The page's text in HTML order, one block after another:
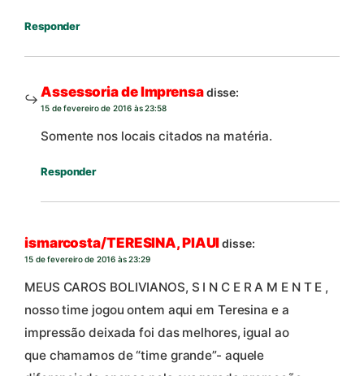
Responder
Assessoria de Imprensadisse:
15 de fevereiro de 2016 às 23:58
Somente nos locais citados na matéria.
Responder
ismarcosta/TERESINA, PIAUIdisse:
15 de fevereiro de 2016 às 23:29
MEUS CAROS BOLIVIANOS, S I N C E R A M E N T E ,
nosso time jogou ontem aqui em Teresina e a
impressão deixada foi das melhores, igual ao
que chamamos de “time grande”- aquele